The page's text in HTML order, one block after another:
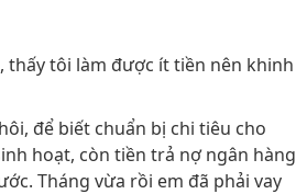
thấy tôi làm được ít tiền nên khinh
để biết chuẩn bị chi tiêu cho
hoạt, còn tiền trả nợ ngân hàng
Tháng vừa rồi em đã phải vay